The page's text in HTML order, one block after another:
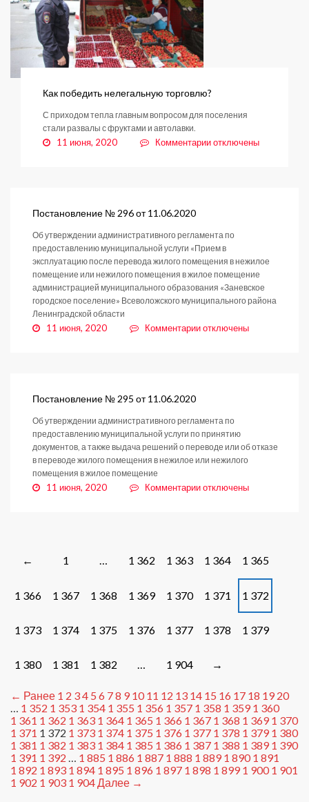
Как победить нелегальную торговлю?
С приходом тепла главным вопросом для поселения
стали развалы с фруктами и автолавки.
11 июня, 2020 Комментариикотключены
Постановление № 296 от 11.06.2020
Об утверждении административного регламента по
предоставлению муниципальной услуги «Прием в
эксплуатацию после перевода жилого помещения в нежилое
помещение или нежилого помещения в жилое помещение
администрацией муниципального образования «Заневское
городское поселение» Всеволожского муниципального района
Ленинградской области
11 июня, 2020 Комментариикотключены
Постановление № 295 от 11.06.2020
Об утверждении административного регламента по
предоставлению муниципальной услуги по принятию
документов, а также выдача решений о переводе или об отказе
в переводе жилого помещения в нежилое или нежилого
помещения в жилое помещение
11 июня, 2020 Комментариик
от
отключены
Posts
navigation
← 1 … 1 362 1 363 1 364 1 365
1 366 1 367 1 368 1 369 1 370 1 371 1 372
1 373 1 374 1 375 1 376 1 377 1 378 1 379
1 380 1 381 1 382 … 1 904 →
← Ранее 1 2 34 5 6 78 9 10 11 12 13 14 15 16 17 18 19 20
… 1 352 1 353 1 354 1 355 1 356 1 357 1 358 1 359 1 360
1 361 1 362 1 363 1 364 1 365 1 366 1 367 1 368 1 369 1 370
1 371 1 372 1 373 1 374 1 375 1 376 1 377 1 378 1 379 1 380
1 381 1 382 1 383 1 384 1 385 1 386 1 387 1 388 1 389 1 390
1 391 1 392 … 1 885 1 886 1 887 1 888 1 889 1 890 1 891
1 892 1 893 1 894 1 895 1 896 1 897 1 898 1 899 1 900 1 901
1 902 1 903 1 904Далее →